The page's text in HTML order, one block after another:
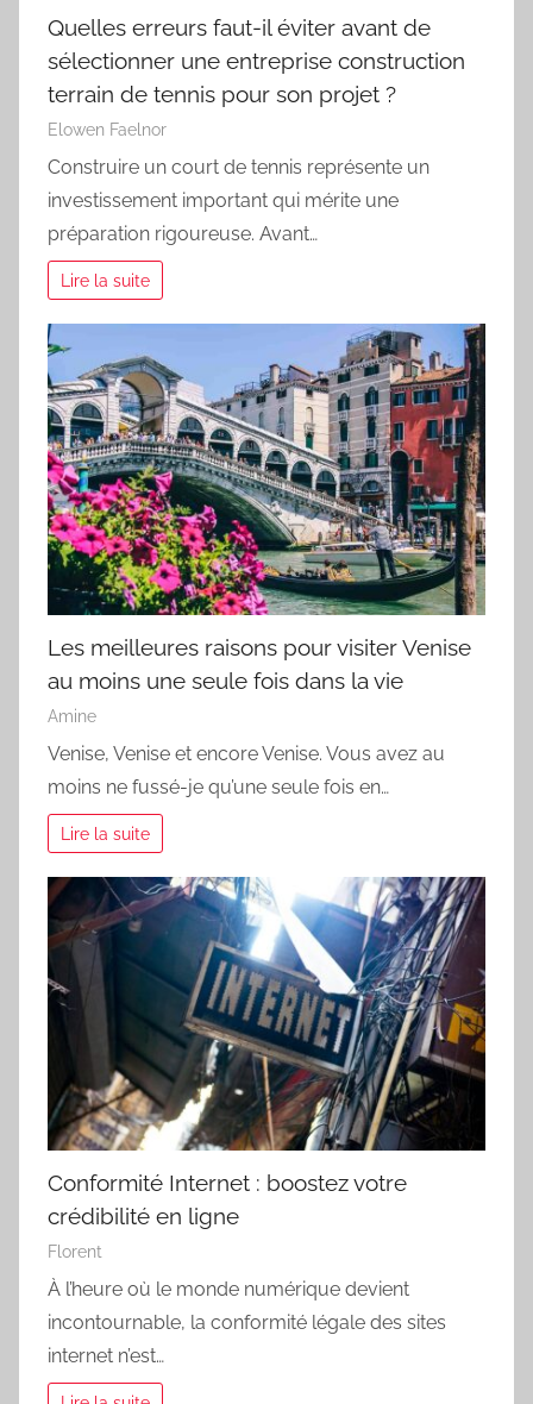
Quelles erreurs faut-il éviter avant de
sélectionner une entreprise construction
terrain de tennis pour son projet ?
Elowen Faelnor
Construire un court de tennis représente un
investissement important qui mérite une
préparation rigoureuse. Avant…
Lire la suite
Les meilleures raisons pour visiter Venise
au moins une seule fois dans la vie
Amine
Venise, Venise et encore Venise. Vous avez au
moins ne fussé-je qu’une seule fois en…
Lire la suite
Conformité Internet : boostez votre
crédibilité en ligne
Florent
À l’heure où le monde numérique devient
incontournable, la conformité légale des sites
internet n’est…